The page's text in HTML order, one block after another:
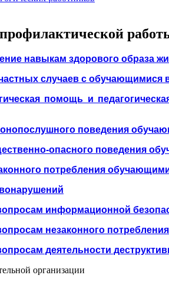
навыкам здорового образа
случаев с обучающимися
помощь и
поведения
опасного поведения
потребления
информационной
незаконного
деятельности
организации